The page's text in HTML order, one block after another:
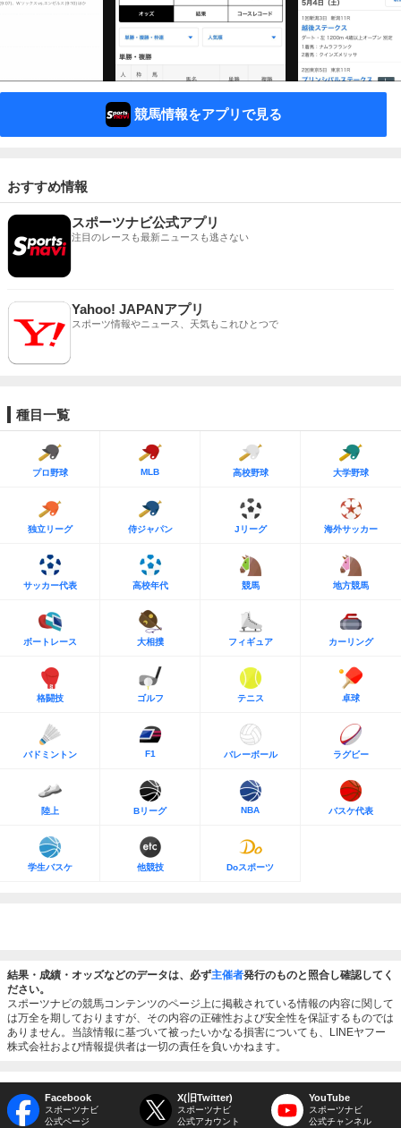
競馬情報をアプリで見る
おすすめ情報
スポーツナビ公式アプリ
注目のレースも最新ニュースも逃さない
Yahoo! JAPANアプリ
スポーツ情報やニュース、天気もこれひとつで
種目一覧
プロ野球 MLB 高校野球 大学野球
独立リーグ 侍ジャパン Jリーグ 海外サッカー
サッカー代表 高校年代 競馬 地方競馬
ボートレース 大相撲 フィギュア カーリング
格闘技 ゴルフ テニス 卓球
バドミントン F1 バレーボール ラグビー
陸上 Bリーグ NBA バスケ代表
学生バスケ 他競技 Doスポーツ
結果・成績・オッズなどのデータは、必ず主催者発行のものと照合し確認してく
ださい。
スポーツナビの競馬コンテンツのページ上に掲載されている情報の内容に関して
は万全を期しておりますが、その内容の正確性および安全性を保証するものでは
ありません。当該情報に基づいて被ったいかなる損害についても、LINEヤフー
株式会社および情報提供者は一切の責任を負いかねます。
Facebook
スポーツナビ
公式ページ
X(旧Twitter)
スポーツナビ
公式アカウント
YouTube
スポーツナビ
公式チャンネル